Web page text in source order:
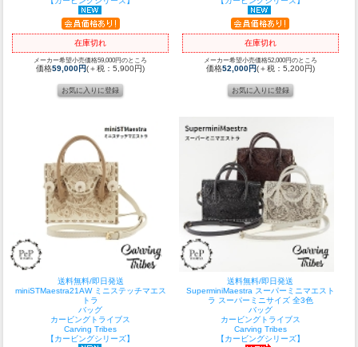
在庫切れ
メーカー希望小売価格59,000円のところ
価格59,000円(＋税：5,900円)
在庫切れ
メーカー希望小売価格52,000円のところ
価格52,000円(＋税：5,200円)
送料無料/即日発送
miniSTMaestra21AW ミニステッチマエス
トラ
バッグ
カービングトライブス
Carving Tribes
【カービングシリーズ】
送料無料/即日発送
SuperminiMaestra スーパーミニマエスト
ラ スーパーミニサイズ 全3色
バッグ
カービングトライブス
Carving Tribes
【カービングシリーズ】